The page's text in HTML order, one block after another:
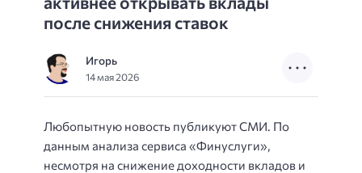
после снижения ставок
Игорь
14 мая 2026
Любопытную новость публикуют СМИ. По
данным анализа сервиса «Финуслуги»,
несмотря на снижение доходности вкладов и